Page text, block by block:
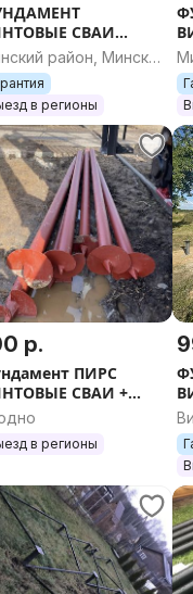
СВАИ
установка
СРУБ БАНЯ
АФРЕЙМ
НАВЕС
ЗАБОР
район, Минская
в регионы
р.
ПИРС
СВАИ +
дом каркас
пирс терраса СРУБ
РЕМОНТ
в регионы